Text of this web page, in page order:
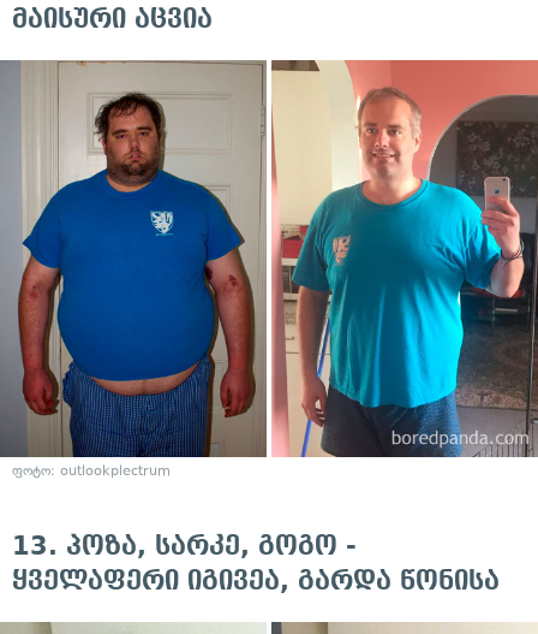
მაისური აცვია
ფოტო: outlookplectrum
13. პოზა, სარკე, გოგო -
ყველაფერი იგივეა, გარდა წონისა